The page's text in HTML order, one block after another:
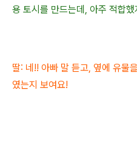
용 토시를 만드는데, 아주 적합했
딸: 네!! 아빠 말 듣고, 옆에 유물
였는지 보여요!